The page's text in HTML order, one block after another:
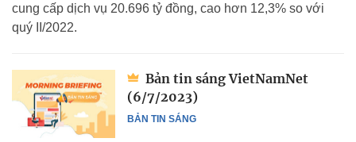
cung cấp dịch vụ 20.696 tỷ đồng, cao hơn 12,3% so với
quý II/2022.
BẢN TIN SÁNG
Bản tin sáng VietNamNet
(6/7/2023)